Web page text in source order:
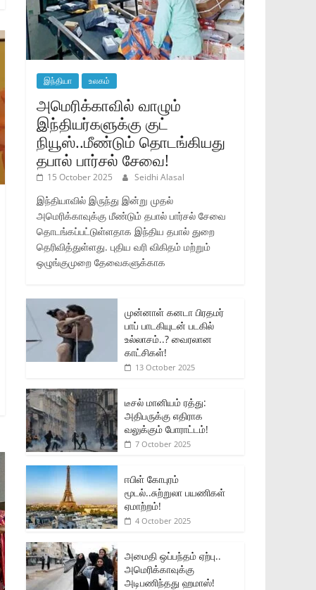
இந்தியா உலகம்
அமெரிக்காவில் வாழும்
இந்தியர்களுக்கு குட்
நியூஸ்..மீண்டும் தொடங்கியது
தபால் பார்சல் சேவை!
15 October 2025 Seidhi Alasal
இந்தியாவில் இருந்து இன்று முதல்
அமெரிக்காவுக்கு மீண்டும் தபால் பார்சல் சேவை
தொடங்கப்பட்டுள்ளதாக இந்திய தபால் துறை
தெரிவித்துள்ளது. புதிய வரி விகிதம் மற்றும்
ஒழுங்குமுறை தேவைகளுக்காக
முன்னாள் கனடா பிரதமர்
பாப் பாடகியுடன் படகில்
உல்லாசம்..? வைரலான
காட்சிகள்!
13 October 2025
டீசல் மானியம் ரத்து:
அதிபருக்கு எதிராக
வலுக்கும் போராட்டம்!
7 October 2025
ஈபிள் கோபுரம்
மூடல்..சுற்றுலா பயணிகள்
ஏமாற்றம்!
4 October 2025
அமைதி ஒப்பந்தம் ஏற்பு..
அமெரிக்காவுக்கு
அடிபணிந்தது ஹமாஸ்!